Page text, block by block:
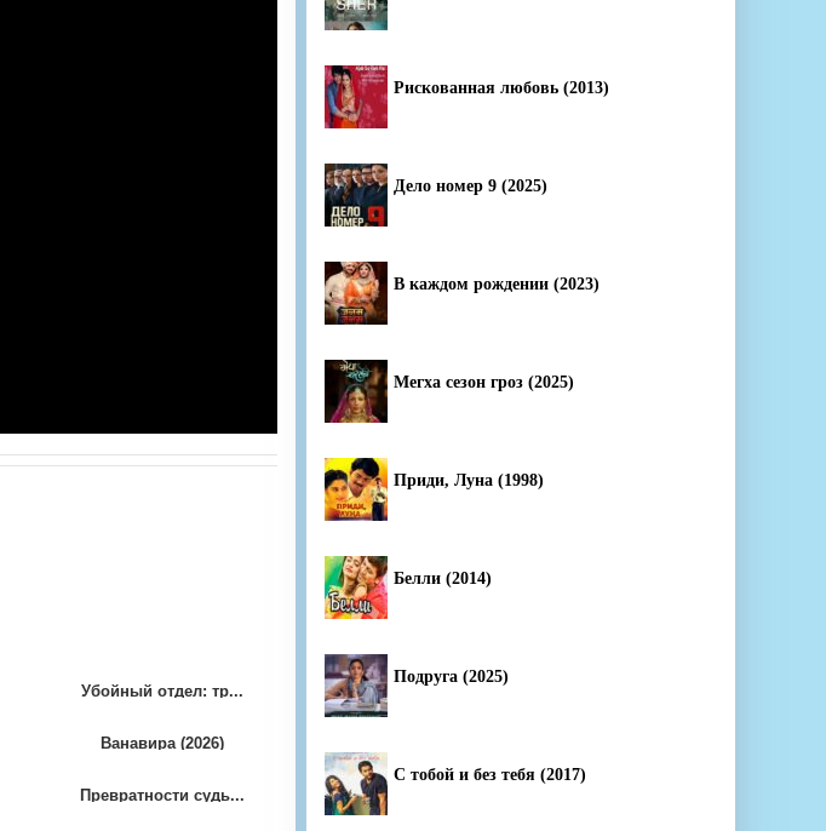
Убойный отдел: тр...
Ванавира (2026)
Превратности судь...
Рискованная любовь (2013)
Дело номер 9 (2025)
В каждом рождении (2023)
Мегха сезон гроз (2025)
Приди, Луна (1998)
Белли (2014)
Подруга (2025)
С тобой и без тебя (2017)